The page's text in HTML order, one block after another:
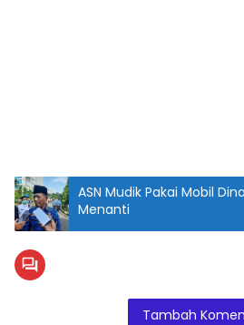
ASN Mudik Pakai Mobil
Menanti
Tambah